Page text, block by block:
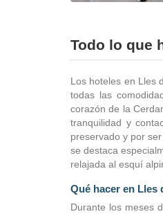
Todo lo que
Los hoteles en Lles
todas las
corazón de la
tranquilidad y
preservado y por
se destaca
relajada al esquí
Qué hacer en Lles
Durante los meses